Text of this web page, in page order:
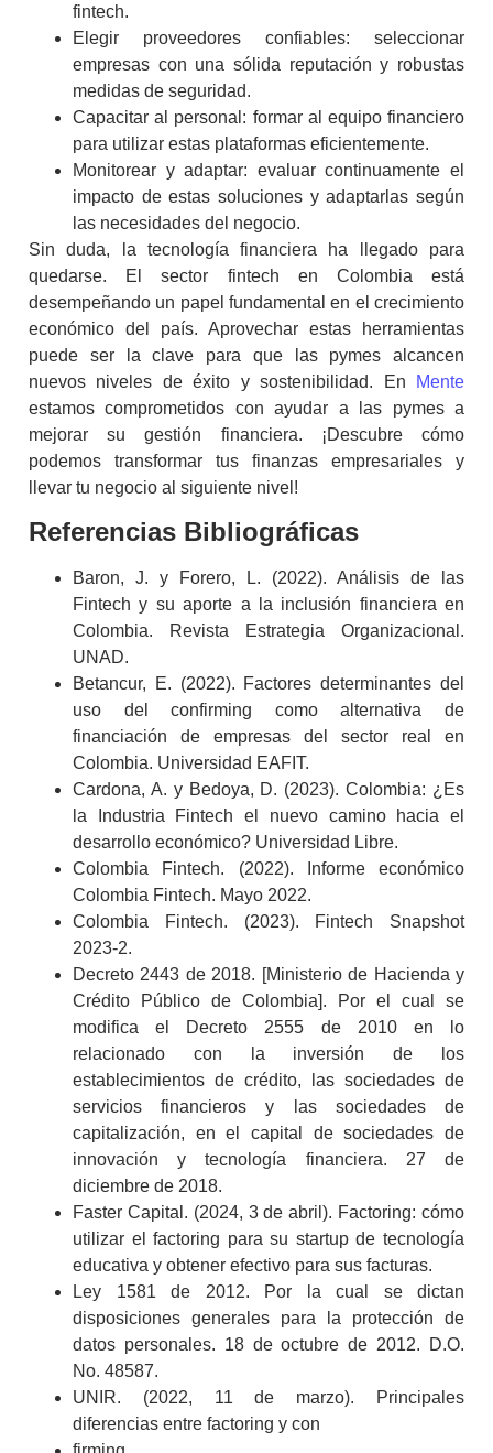
fintech.
Elegir proveedores confiables: seleccionar
empresas con una sólida reputación y robustas
medidas de seguridad.
Capacitar al personal: formar al equipo financiero
para utilizar estas plataformas eficientemente.
Monitorear y adaptar: evaluar continuamente el
impacto de estas soluciones y adaptarlas según
las necesidades del negocio.
Sin duda, la tecnología financiera ha llegado para
quedarse. El sector fintech en Colombia está
desempeñando un papel fundamental en el crecimiento
económico del país. Aprovechar estas herramientas
puede ser la clave para que las pymes alcancen
nuevos niveles de éxito y sostenibilidad. En
Mente
estamos comprometidos con ayudar a las pymes a
mejorar su gestión financiera. ¡Descubre cómo
podemos transformar tus finanzas empresariales y
llevar tu negocio al siguiente nivel!
Referencias Bibliográficas
Baron, J. y Forero, L. (2022). Análisis de las
Fintech y su aporte a la inclusión financiera en
Colombia. Revista Estrategia Organizacional.
UNAD.
Betancur, E. (2022). Factores determinantes del
uso del confirming como alternativa de
financiación de empresas del sector real en
Colombia. Universidad EAFIT.
Cardona, A. y Bedoya, D. (2023).Colombia: ¿Es
la Industria Fintech el nuevo camino hacia el
desarrollo económico? Universidad Libre.
Colombia Fintech. (2022).
Informe económico
Colombia Fintech. Mayo 2022.
Colombia Fintech. (2023).
Fintech Snapshot
2023-2.
Decreto 2443 de 2018. [Ministerio de Hacienda y
Crédito Público de Colombia]. Por el cual se
modifica el Decreto 2555 de 2010 en lo
relacionado con la inversión de los
establecimientos de crédito, las sociedades de
servicios financieros y las sociedades de
capitalización, en el capital de sociedades de
innovación y tecnología financiera. 27 de
diciembre de 2018.
Faster Capital. (2024, 3 de abril). Factoring: cómo
utilizar el factoring para su startup de tecnología
educativa y obtener efectivo para sus facturas.
Ley 1581 de 2012. Por la cual se dictan
disposiciones generales para la protección de
datos personales. 18 de octubre de 2012. D.O.
No. 48587.
UNIR. (2022, 11 de marzo).
Principales
diferencias entre factoring y con